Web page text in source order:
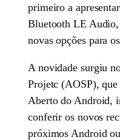
primeiro a
Bluetooth LE
novas opções para
A novidade surgiu
Projetc (AOSP),
Aberto do Android,
conferir os novos
próximos Android